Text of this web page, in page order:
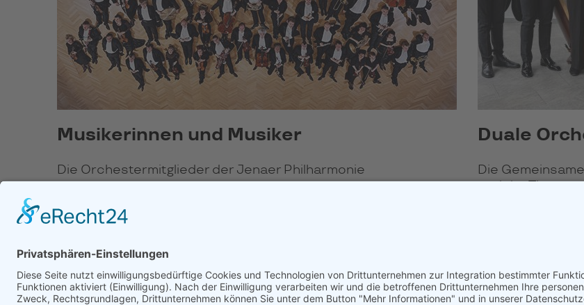
Musikerinnen und Musiker
Die Orchestermitglieder der Jenaer Philharmonie
Duale
Die